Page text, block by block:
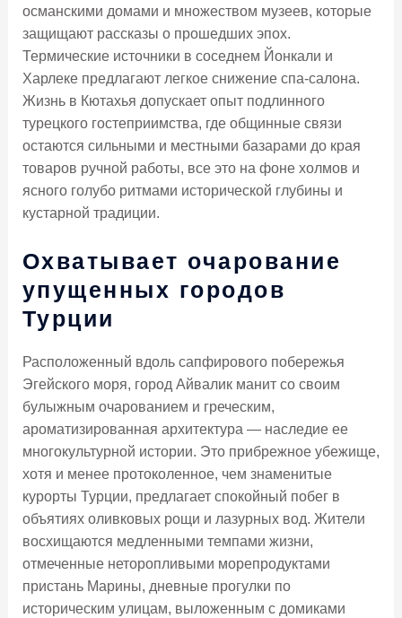
османскими домами и множеством музеев, которые
защищают рассказы о прошедших эпох.
Термические источники в соседнем Йонкали и
Харлеке предлагают легкое снижение спа-салона.
Жизнь в Кютахья допускает опыт подлинного
турецкого гостеприимства, где общинные связи
остаются сильными и местными базарами до края
товаров ручной работы, все это на фоне холмов и
ясного голубо ритмами исторической глубины и
кустарной традиции.
Охватывает очарование
упущенных городов
Турции
Расположенный вдоль сапфирового побережья
Эгейского моря, город Айвалик манит со своим
булыжным очарованием и греческим,
ароматизированная архитектура — наследие ее
многокультурной истории. Это прибрежное убежище,
хотя и менее протоколенное, чем знаменитые
курорты Турции, предлагает спокойный побег в
объятиях оливковых рощи и лазурных вод. Жители
восхищаются медленными темпами жизни,
отмеченные неторопливыми морепродуктами
пристань Марины, дневные прогулки по
историческим улицам, выложенным с домиками